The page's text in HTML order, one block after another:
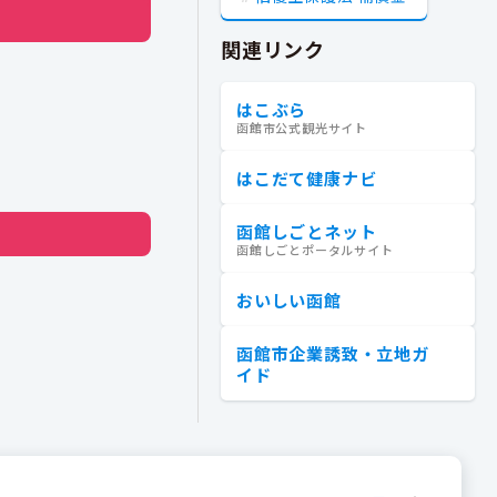
関連リンク
はこぶら
函館市公式観光サイト
はこだて健康ナビ
函館しごとネット
函館しごとポータルサイト
おいしい函館
函館市企業誘致・立地ガ
イド